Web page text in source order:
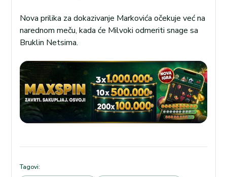
Nova prilika za dokazivanje Markovića očekuje već na
narednom meču, kada će Milvoki odmeriti snage sa
Bruklin Netsima.
Tagovi: